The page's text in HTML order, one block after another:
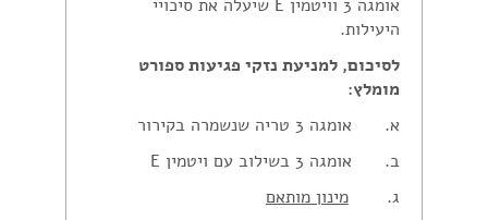
אומגה 3 וויטמין E שיעלה את סיכויי
היעילות.
לסיכום, למניעת נזקי פגיעות ספורט
מומלץ:
א. אומגה 3 טריה שנשמרה בקירור
ב. אומגה 3 בשילוב עם ויטמין E
ג. מינון מותאם